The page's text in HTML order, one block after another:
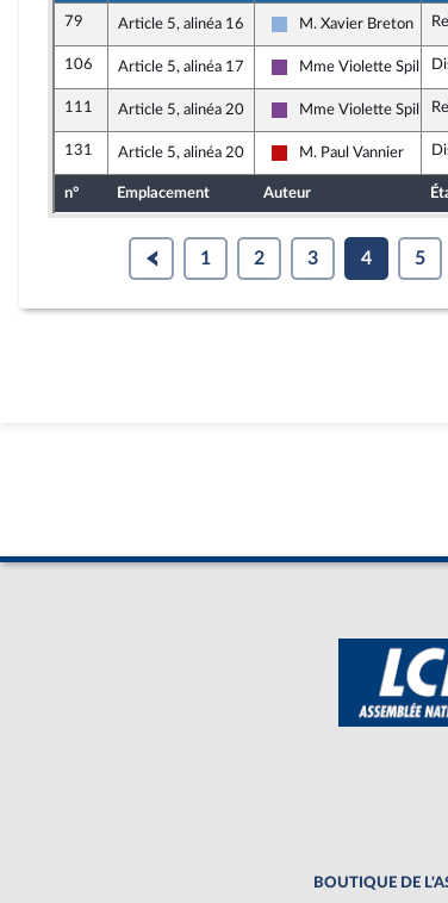
79 Article 5, alinéa 16
Droite Républicaine
M. Xavier Breton
106 Article 5, alinéa 17
Ensemble pour la
Mme Violette
111 Article 5, alinéa 20
Ensemble pour la
Mme Violette
131 Article 5, alinéa 20
La France insoumise -
M. Paul Vannier
n° Emplacement Auteur
1 2 3 4 5
BOUTIQUE DE